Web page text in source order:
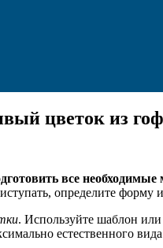
цветок из
все
определите форму
. Используйте шаблон
естественного